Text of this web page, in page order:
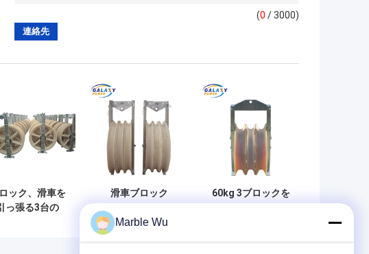
(0 / 3000)
ック、滑車を
っ張る3台の
滑車ブロック
もでつなぐ3つの車
輪伝達架空送電線
60kg 3ブロックを
Marble Wu